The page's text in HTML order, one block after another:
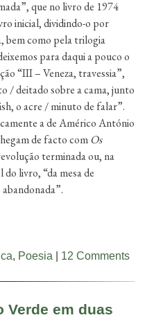
que no livro de 1974
inicial, dividindo-o por
bem como pela trilogia
para daqui a pouco o
“III – Veneza, travessia”,
/ deitado sobre a cama, junto
o acre / minuto de falar”.
a de Américo António
de facto comOs
terminada ou, na
livro, “da mesa de
, Poesia 12 Comments
Verde em duas